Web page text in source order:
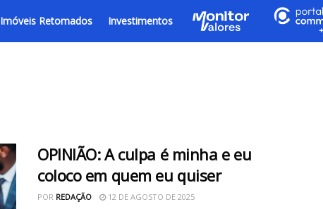
Imóveis Retomados Investimentos
OPINIÃO: A culpa é minha e eu
coloco em quem eu quiser
POR REDAÇÃO 12 DE AGOSTO DE 2025